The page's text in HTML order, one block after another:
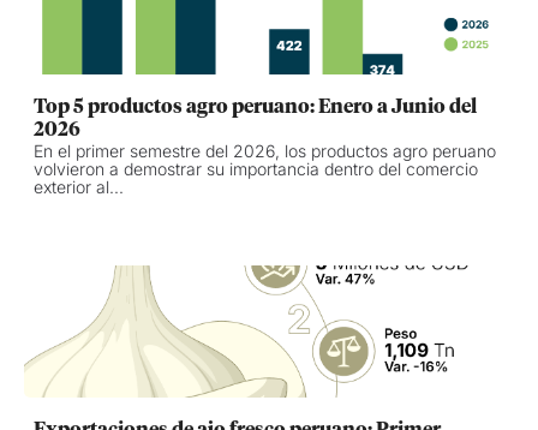
Top 5 productos agro peruano: Enero a Junio del
2026
En el primer semestre del 2026, los productos agro peruano
volvieron a demostrar su importancia dentro del comercio
exterior al...